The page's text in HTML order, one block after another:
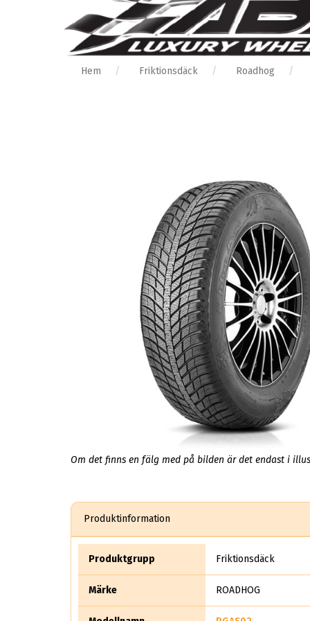
Hem Friktionsdäck Roadhog
Om det finns en fälg med på bilden är det endast i
Produktinformation
Produktgrupp Friktionsdäck
Märke ROADHOG